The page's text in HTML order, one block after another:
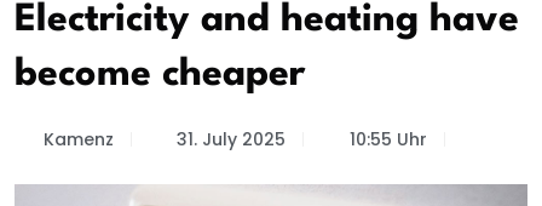
Electricity and heating have
become cheaper
Kamenz 31. July 2025 10:55 Uhr